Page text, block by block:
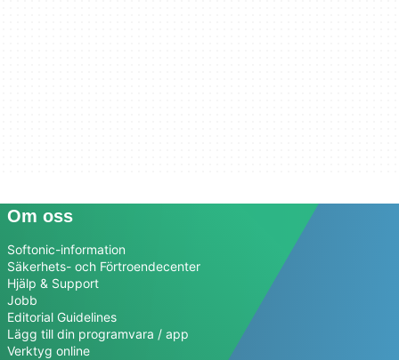
Om oss
Softonic-information
Säkerhets- och Förtroendecenter
Hjälp & Support
Jobb
Editorial Guidelines
Lägg till din programvara / app
Verktyg online